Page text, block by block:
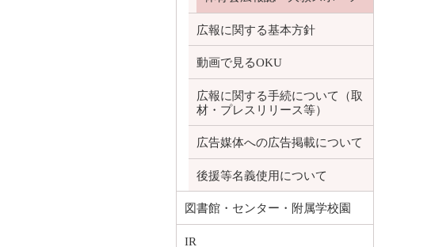
広報に関する基本方針
動画で見るOKU
広報に関する手続について（取
材・プレスリリース等）
広告媒体への広告掲載について
後援等名義使用について
図書館・センター・附属学校園
IR